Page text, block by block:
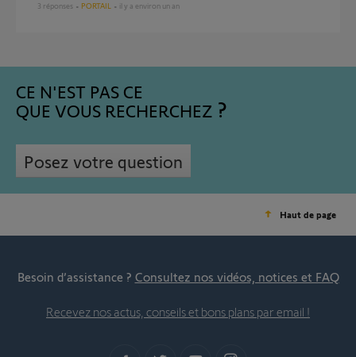
3 réponses PORTAIL il y a environ un an
CE N'EST PAS CE
QUE VOUS RECHERCHEZ
Posez votre question
Haut de page
Besoin d’assistance ? Consultez nos vidéos, notices et FAQ
Recevez nos actus, conseils et bons plans par email !